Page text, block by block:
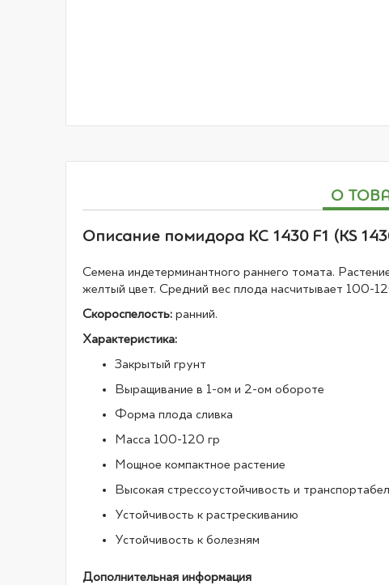
О
Описание помидора КС 1430 F1 (KS
Семена индетерминантного раннего томата.
желтый цвет. Средний вес плода насчитывает 100-
Скороспелость: ранний.
Характеристика:
Закрытый грунт
Выращивание в 1-ом и 2-ом обороте
Форма плода сливка
Масса 100-120 гр
Мощное компактное растение
Высокая стрессоустойчивость и
Устойчивость к растрескиванию
Устойчивость к болезням
Дополнительная информация